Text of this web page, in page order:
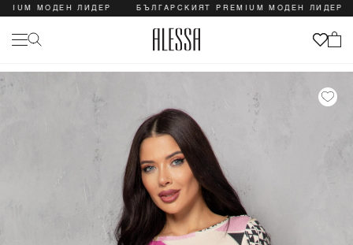
МОДЕН ЛИДЕР БЪЛГАРСКИЯТ PREMIUM МОДЕН ЛИДЕР